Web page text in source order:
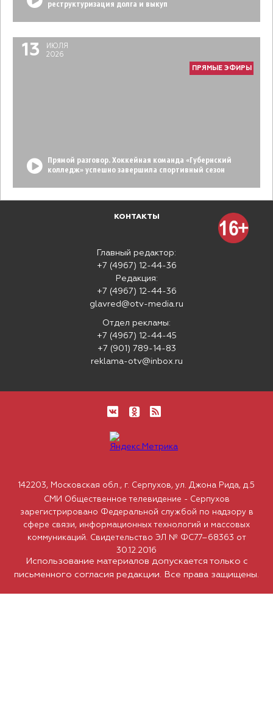
реструктуризация долга и выкуп
13
ИЮЛЯ
2026
ПРЯМЫЕ ЭФИРЫ
Прямой разговор. Хоккейная команда «Губернский
колледж» успешно завершила спортивный сезон
КОНТАКТЫ
Главный редактор:
+7 (4967) 12-44-36
Редакция:
+7 (4967) 12-44-36
glavred@otv-media.ru
Отдел рекламы:
+7 (4967) 12-44-45
+7 (901) 789-14-83
reklama-otv@inbox.ru
Использование материалов допускается только с
письменного согласия редакции. Все права защищены.
142203, Московская обл., г. Серпухов, ул. Джона Рида, д.5
СМИ Общественное телевидение - Серпухов
зарегистрировано Федеральной службой по надзору в
сфере связи, информационных технологий и массовых
коммуникаций. Свидетельство ЭЛ № ФС77–68363 от
30.12.2016